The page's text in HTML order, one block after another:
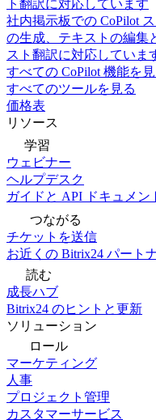
ト翻訳に対応しています
社内掲示板での CoPilot
の生成、テキストの編集
スト翻訳に対応していま
すべての CoPilot 機能を
すべてのツールを見る
価格表
リソース
学習
ウェビナー
ヘルプデスク
ガイドと API ドキュメン
つながる
チケットを送信
お近くの Bitrix24 パート
読む
成長ハブ
Bitrix24 のヒントと更新
ソリューション
ロール
マーケティング
人事
プロジェクト管理
カスタマーサービス